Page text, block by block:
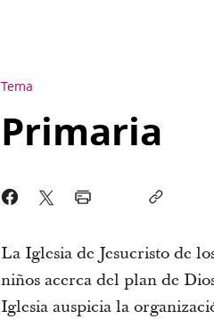
Tema
Primaria
La Iglesia de Jesucristo de
niños acerca del plan de
Iglesia auspicia la